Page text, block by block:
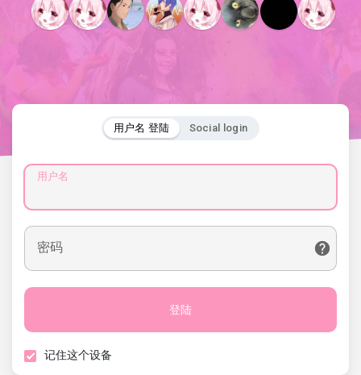
用户名 登陆 Social login
用户名
密码
登陆
记住这个设备